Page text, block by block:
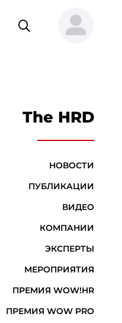
The HRD
НОВОСТИ
ПУБЛИКАЦИИ
ВИДЕО
КОМПАНИИ
ЭКСПЕРТЫ
МЕРОПРИЯТИЯ
ПРЕМИЯ WOW!HR
ПРЕМИЯ WOW PRO